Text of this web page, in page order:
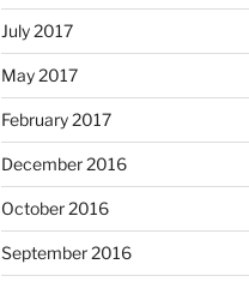
July 2017
May 2017
February 2017
December 2016
October 2016
September 2016